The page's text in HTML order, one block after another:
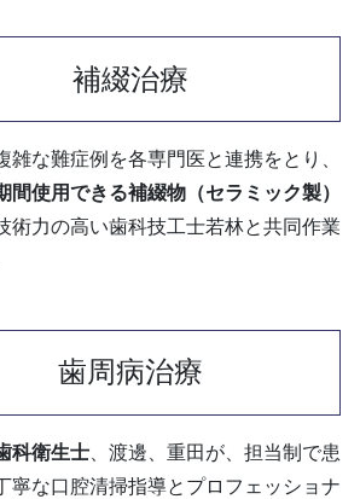
補綴治療
雑な難症例を各専門医と連携をとり、
間使用できる補綴物（セラミック製）
術力の高い歯科技工士若林と共同作業
歯周病治療
科衛生士 、渡邊、重田が、担当制で患
寧な口腔清掃指導とプロフェッショナ